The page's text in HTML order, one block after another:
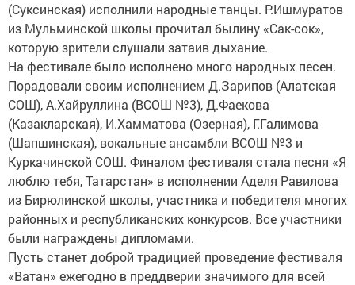
(Суксинская) исполнили народные танцы. Р.Ишмуратов
из Мульминской школы прочитал былину «Сак-сок»,
которую зрители слушали затаив дыхание.
На фестивале было исполнено много народных песен.
Порадовали своим исполнением Д.Зарипов (Алатская
СОШ), А.Хайруллина (ВСОШ №3), Д.Фаекова
(Казакларская), И.Хамматова (Озерная), Г.Галимова
(Шапшинская), вокальные ансамбли ВСОШ №3 и
Куркачинской СОШ. Финалом фестиваля стала песня «Я
люблю тебя, Татарстан» в исполнении Аделя Равилова
из Бирюлинской школы, участника и победителя многих
районных и республиканских конкурсов. Все участники
были награждены дипломами.
Пусть станет доброй традицией проведение фестиваля
«Ватан» ежегодно в преддверии значимого для всей